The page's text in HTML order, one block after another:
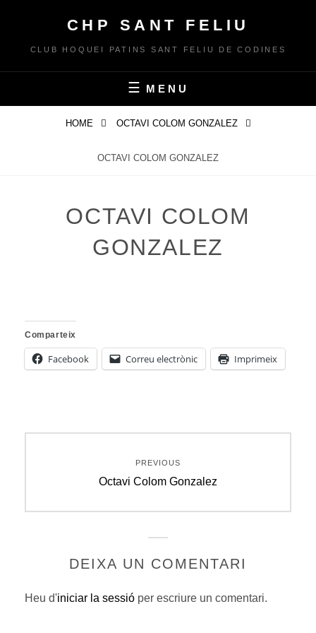
content
CHP SANT FELIU
CLUB HOQUEI PATINS SANT FELIU DE CODINES
MENU
HOME OCTAVI COLOM GONZALEZ
OCTAVI COLOM GONZALEZ
OCTAVI COLOM
GONZALEZ
Comparteix
Facebook Correu electrònic Imprimeix
d'entrades
PREVIOUS
Previous
Octavi Colom Gonzalez
DEIXA UN COMENTARI
Heu d'iniciar la sessió per escriure un comentari.